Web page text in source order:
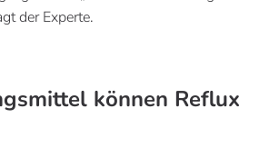
der Experte.
können Reflux